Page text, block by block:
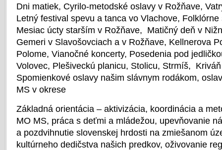
Dni matiek, Cyrilo-metodské oslavy v Rožňave,
Letný festival spevu a tanca vo Vlachove,
Mesiac úcty starším v Rožňave, Matičný deň v
Gemeri v Slavošovciach a v Rožňave, Kellnerova
Polome, Vianočné koncerty, Posedenia pod
Volovec, Plešiveckú planicu, Stolicu, Strmíš,
Spomienkové oslavy našim slávnym rodákom,
MS v okrese
Základná orientácia – aktivizácia, koordinácia a
MO MS, práca s deťmi a mládežou, upevňovanie
a pozdvihnutie slovenskej hrdosti na zmiešanom
kultúrneho dedičstva našich predkov, oživovanie